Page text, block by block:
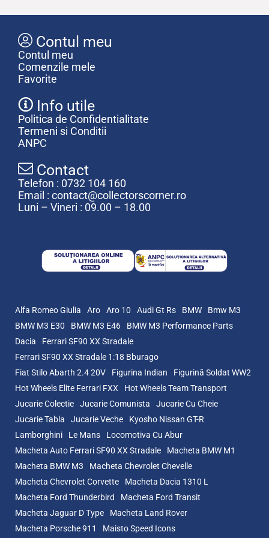
Contul meu
Contul meu
Comenzile mele
Favorite
Info utile
Politica de Confidentialitate
Termeni si Conditii
ANPC
Contact
Telefon : 0732 104 160
Email : contact@collectorscorner.ro
Luni – Vineri : 09.00 – 18.00
Alfa Romeo Giulia Aro Aro 10 Audi Gt Rs BMW
Bmw M3
BMW M3 E30
BMW M3 E46
BMW M3 Performance Parts
Dacia
Ferrari SF90 XX Stradale
Ferrari SF90 XX Stradale 1:18 Bburago
Fiat Stilo Abarth 2.4 20V
Figurina Indian
Figurină Soldat WW2
Hot Wheels Elite Ferrari FXX
Hot Wheels Team Transport
Jucarie Colectie
Jucarie Comunista
Jucarie Cu Cheie
Jucarie Tabla
Jucarie Veche
Kyosho Nissan GT-R
Lamborghini
Le Mans
Locomotiva Cu Abur
Macheta Auto Ferrari SF90 XX Stradale
Macheta BMW M1
Macheta BMW M3
Macheta Chevrolet Chevelle
Macheta Chevrolet Corvette
Macheta Dacia 1310 L
Macheta Ford Thunderbird
Macheta Ford Transit
Macheta Jaguar D Type
Macheta Land Rover
Macheta Porsche 911
Maisto Speed Icons